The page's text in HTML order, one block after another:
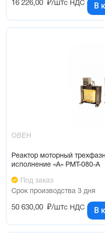
16 226,00 ₽/штс НДС В
ОВЕН
Реактор моторный
исполнение «А» РМТ-080-А
Под заказ
Срок производства 3 дня
50 630,00 ₽/штс НДС В